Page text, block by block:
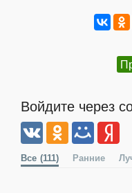
Войдите через
Все (111) Ранние